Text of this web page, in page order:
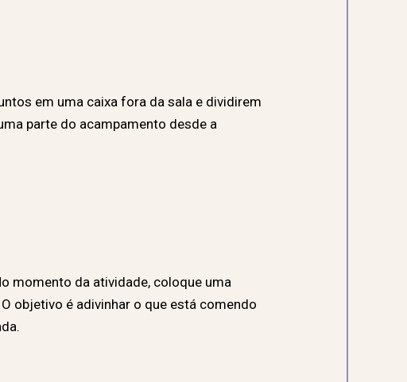
em uma caixa fora da sala e dividirem
parte do acampamento desde a
momento da atividade, coloque uma
objetivo é adivinhar o que está comendo